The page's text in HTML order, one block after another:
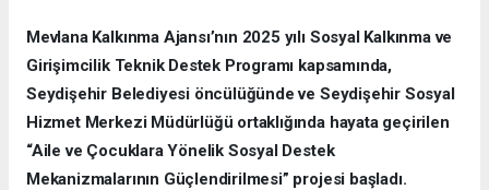
Mevlana Kalkınma Ajansı’nın 2025 yılı Sosyal Kalkınma ve
Girişimcilik Teknik Destek Programı kapsamında,
Seydişehir Belediyesi öncülüğünde ve Seydişehir Sosyal
Hizmet Merkezi Müdürlüğü ortaklığında hayata geçirilen
“Aile ve Çocuklara Yönelik Sosyal Destek
Mekanizmalarının Güçlendirilmesi” projesi başladı.